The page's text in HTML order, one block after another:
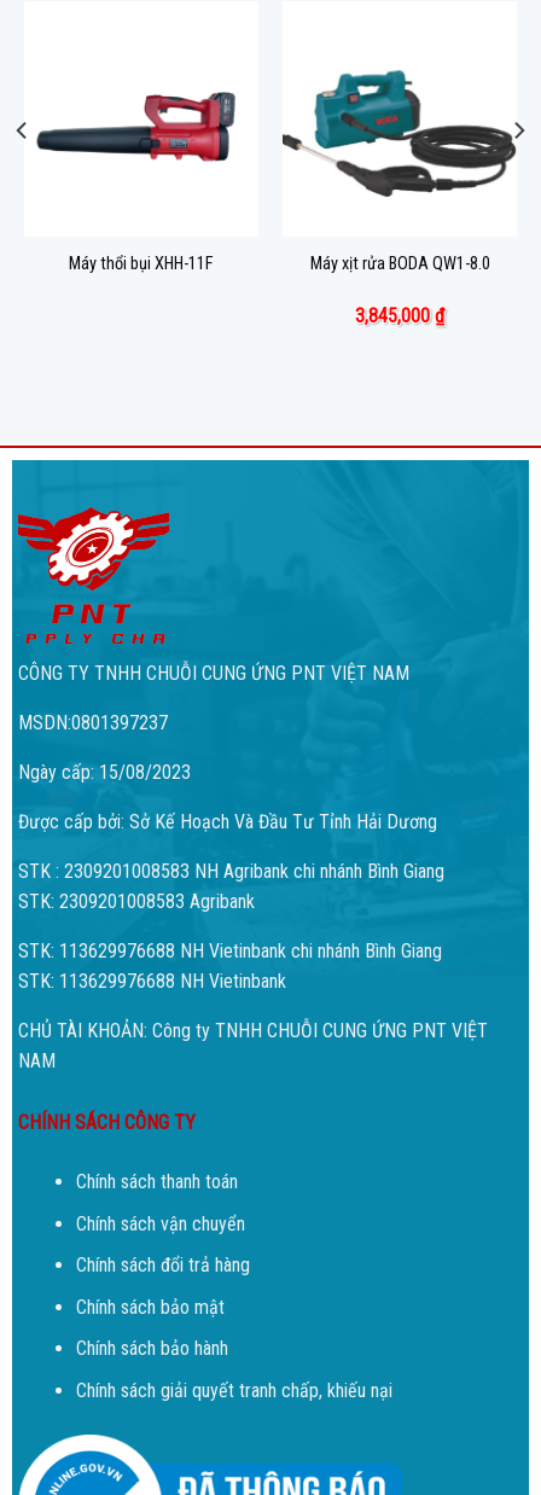
Máy thổi bụi XHH-11F Máy xịt rửa BODA QW1-8.0
3,845,000₫
CÔNG TY TNHH CHUỖI CUNG ỨNG PNT VIỆT NAM
MSDN:0801397237
Ngày cấp: 15/08/2023
Được cấp bởi: Sở Kế Hoạch Và Đầu Tư Tỉnh Hải Dương
STK : 2309201008583 NH Agribank chi nhánh Bình Giang
STK: 2309201008583 Agribank
STK: 113629976688 NH Vietinbank chi nhánh Bình Giang
STK: 113629976688 NH Vietinbank
CHỦ TÀI KHOẢN: Công ty TNHH CHUỖI CUNG ỨNG PNT VIỆT
NAM
CHÍNH SÁCH CÔNG TY
Chính sách thanh toán
Chính sách vận chuyển
Chính sách đổi trả hàng
Chính sách bảo mật
Chính sách bảo hành
Chính sách giải quyết tranh chấp, khiếu nại